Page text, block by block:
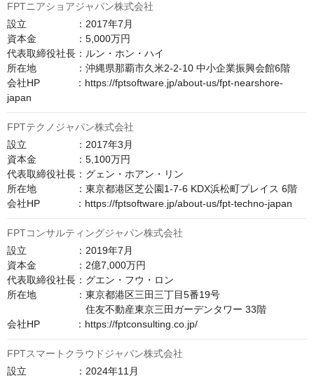
FPTニアショアジャパン株式会社
設立　　　　　：2017年7月
資本金　　　　：5,000万円
代表取締役社長：ルン・ホン・ハイ
所在地　　　　：沖縄県那覇市久米2-2-10 中小企業振興会館6階
会社HP　　　  ：https://fptsoftware.jp/about-us/fpt-nearshore-
japan
FPTテクノジャパン株式会社
設立　　　　　：2017年3月
資本金　　　　：5,100万円
代表取締役社長：グェン・ホアン・リン
所在地　　　　：東京都港区芝公園1-7-6 KDX浜松町プレイス 6階
会社HP　　　  ：https://fptsoftware.jp/about-us/fpt-techno-japan
FPTコンサルティングジャパン株式会社
設立　　　　　：2019年7月
資本金　　　　：2億7,000万円
代表取締役社長：グエン・フウ・ロン
所在地　　　　：東京都港区三田三丁目5番19号
住友不動産東京三田ガーデンタワー 33階
会社HP　　　  ：https://fptconsulting.co.jp/
FPTスマートクラウドジャパン株式会社
設立　　　　　：2024年11月